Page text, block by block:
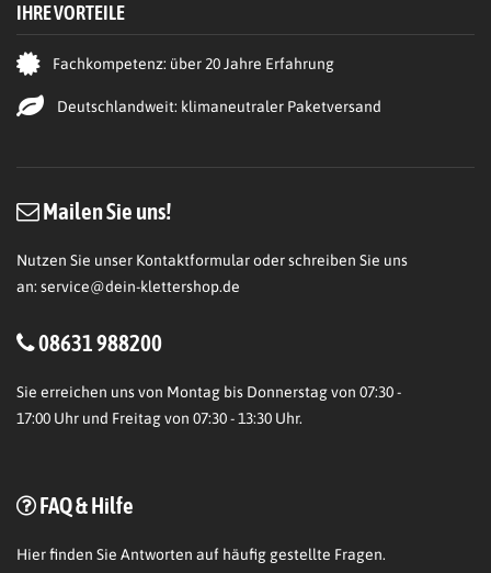
IHRE VORTEILE
Fachkompetenz: über 20 Jahre Erfahrung
Deutschlandweit: klimaneutraler Paketversand
Mailen Sie uns!
Nutzen Sie unser Kontaktformular oder schreiben Sie uns
an: service@dein-klettershop.de
08631 988200
Sie erreichen uns von Montag bis Donnerstag von 07:30 -
17:00 Uhr und Freitag von 07:30 - 13:30 Uhr.
FAQ & Hilfe
Hierfinden Sie Antworten auf häufig gestellte Fragen.